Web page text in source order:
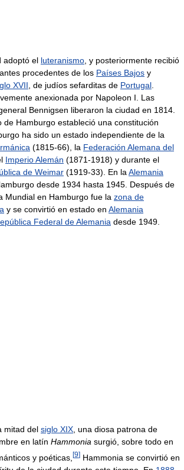
adoptó el luteranismo, y posteriormente recibió
procedentes de los Países Bajos y
XVII, de judíos sefarditas de Portugal.
anexionada por Napoleon I. Las
Bennigsen liberaron la ciudad en 1814.
de Hamburgo estableció una constitución
ha sido un estado independiente de la
(1815-66), la Federación Alemana del
Imperio Alemán (1871-1918) y durante el
de Weimar (1919-33). En laAlemania
desde 1934 hasta 1945. Después de
Mundial en Hamburgo fue la zona de
y se convirtió en estado en Alemania
Federal de Alemania desde 1949.
mitad del siglo XIX, una diosa patrona de
en latín Hammonia surgió, sobre todo en
y poéticas, [9] Hammonia se convirtió en